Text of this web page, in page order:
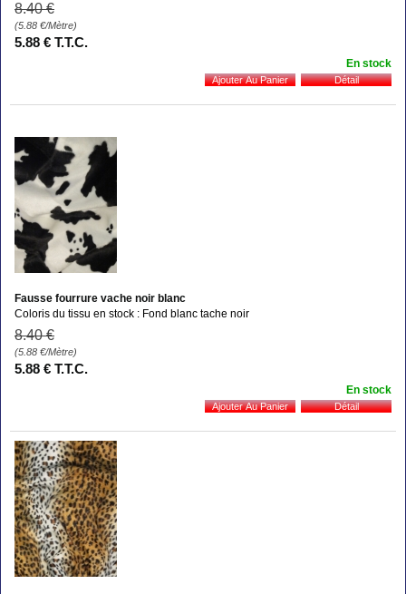
8.40 €
(5.88 €/Mètre)
5.88 € T.T.C.
En stock
Fausse fourrure vache noir blanc
Coloris du tissu en stock : Fond blanc tache noir
8.40 €
(5.88 €/Mètre)
5.88 € T.T.C.
En stock